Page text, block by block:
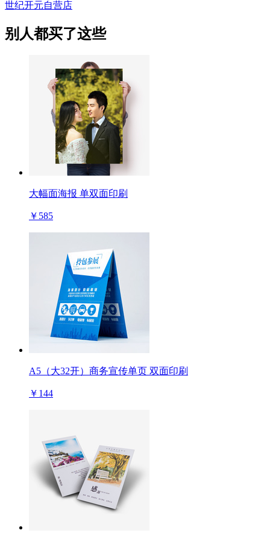
世纪开元自营店
别人都买了这些
大幅面海报 单双面印刷
￥585
A5（大32开）商务宣传单页 双面印刷
￥144